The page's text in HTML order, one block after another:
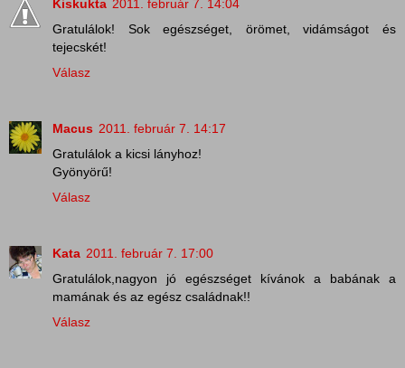
Kiskukta 2011. február 7. 14:04
Gratulálok! Sok egészséget, örömet, vidámságot és
tejecskét!
Válasz
Macus 2011. február 7. 14:17
Gratulálok a kicsi lányhoz!
Gyönyörű!
Válasz
Kata 2011. február 7. 17:00
Gratulálok,nagyon jó egészséget kívánok a babának a
mamának és az egész családnak!!
Válasz